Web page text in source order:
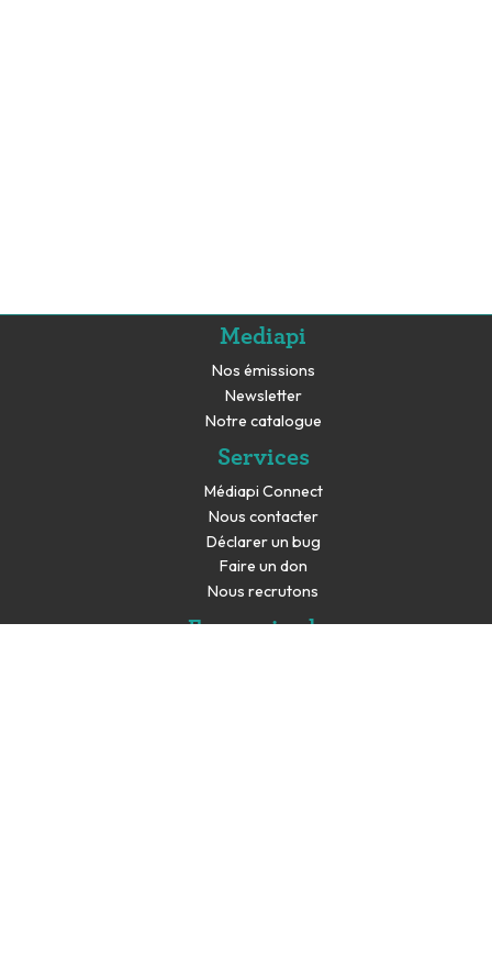
Mediapi
Nos émissions
Newsletter
Notre catalogue
Services
Médiapi Connect
Nous contacter
Déclarer un bug
Faire un don
Nous recrutons
En savoir plus